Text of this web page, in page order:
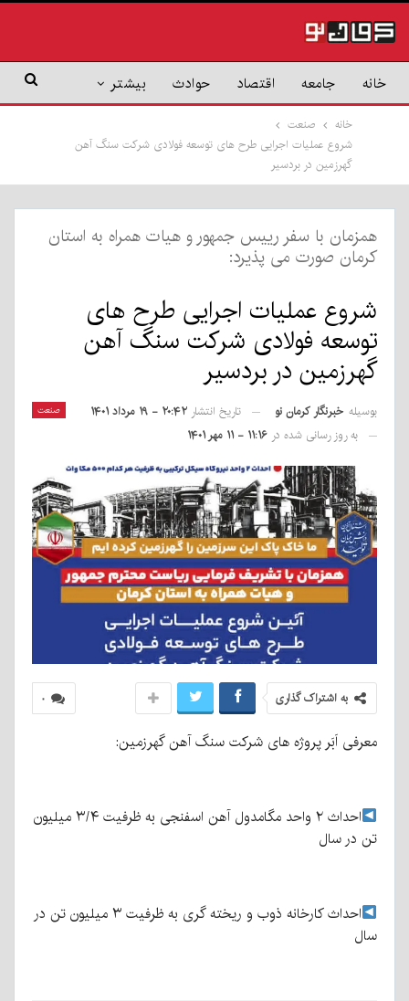
خانه جامعه اقتصاد حوادث بیشتر
خانه
صنعت
شروع عملیات اجرایی طرح های توسعه فولادی شرکت سنگ آهن
گهرزمین در بردسیر
️همزمان با سفر رییس جمهور و هیات همراه به استان
کرمان صورت می پذیرد:
شروع عملیات اجرایی طرح های
توسعه فولادی شرکت سنگ آهن
گهرزمین در بردسیر
صنعت بوسیله خبرنگار کرمان نو تاریخ انتشار ۲۰:۴۲ - ۱۹ مرداد ۱۴۰۱
به روز رسانی شده در ۱۱:۱۶ - ۱۱ مهر ۱۴۰۱
۰ به اشتراک گذاری
معرفی اَبَر پروژه های شرکت سنگ آهن گهرزمین:
احداث ۲ واحد مگامدول آهن اسفنجی به ظرفیت ۳/۴ میلیون
تن در سال
احداث کارخانه ذوب و ریخته گری به ظرفیت ۳ میلیون تن در
سال